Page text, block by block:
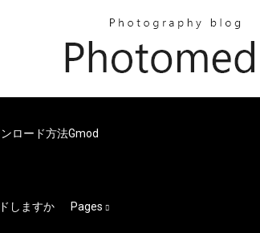
ロード方法gmod
しますか Pages